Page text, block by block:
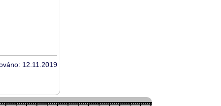
12.11.2019